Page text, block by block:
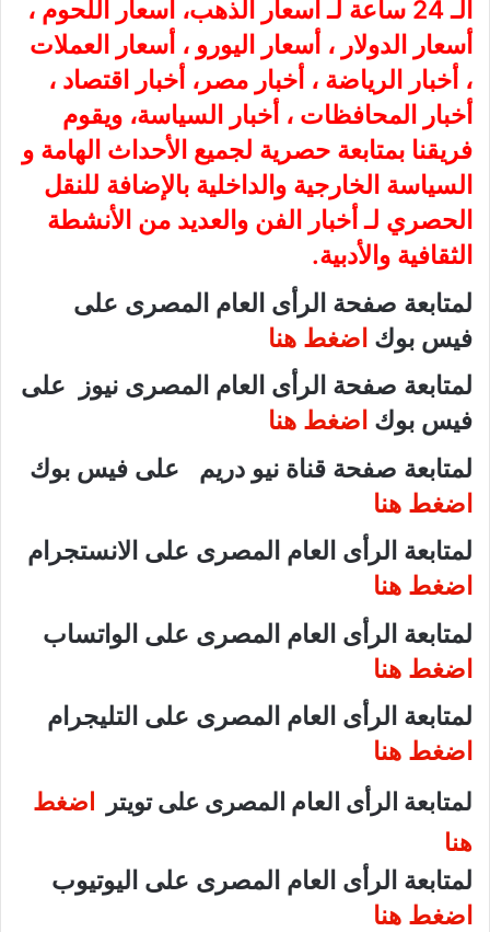
الـ 24 ساعة لـ أسعار الذهب، أسعار اللحوم ،
أسعار الدولار ، أسعار اليورو ، أسعار العملات
، أخبار الرياضة ، أخبار مصر، أخبار اقتصاد ،
أخبار المحافظات ، أخبار السياسة، ويقوم
فريقنا بمتابعة حصرية لجميع الأحداث الهامة و
السياسة الخارجية والداخلية بالإضافة للنقل
الحصري لـ أخبار الفن والعديد من الأنشطة
الثقافية والأدبية.
لمتابعة صفحة الرأى العام المصرى على
فيس بوك اضغط هنا
لمتابعة صفحة الرأى العام المصرى نيوز على
فيس بوك اضغط هنا
لمتابعة صفحة قناة نيو دريم على فيس بوك
اضغط هنا
لمتابعة الرأى العام المصرى على الانستجرام
اضغط هنا
لمتابعة الرأى العام المصرى على الواتساب
اضغط هنا
لمتابعة الرأى العام المصرى على التليجرام
اضغط هنا
لمتابعة الرأى العام المصرى على تويتر اضغط
هنا
لمتابعة الرأى العام المصرى على اليوتيوب
اضغط هنا